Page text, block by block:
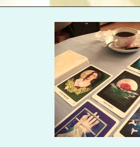
omlaag
naar
inhoud